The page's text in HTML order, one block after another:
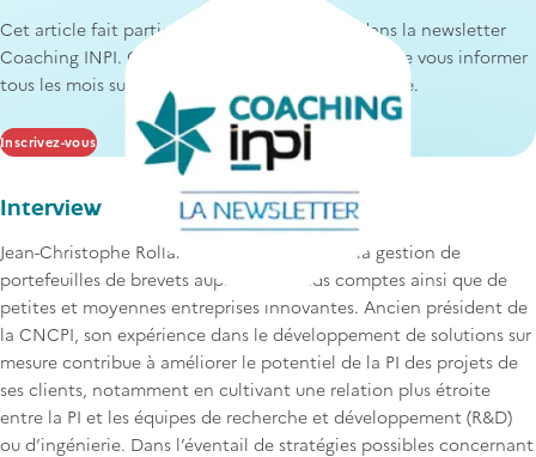
Texte
Cet article fait partie des contenus envoyés dans la newsletter
Coaching INPI. Cette newsletter a pour objectif de vous informer
tous les mois sur des sujets de propriété industrielle.
Inscrivez-vous
Interview
Jean-Christophe Rolland est spécialisé dans la gestion de
portefeuilles de brevets auprès de grands comptes ainsi que de
petites et moyennes entreprises innovantes. Ancien président de
la CNCPI, son expérience dans le développement de solutions sur
mesure contribue à améliorer le potentiel de la PI des projets de
ses clients, notamment en cultivant une relation plus étroite
entre la PI et les équipes de recherche et développement (R&D)
ou d’ingénierie. Dans l’éventail de stratégies possibles concernant